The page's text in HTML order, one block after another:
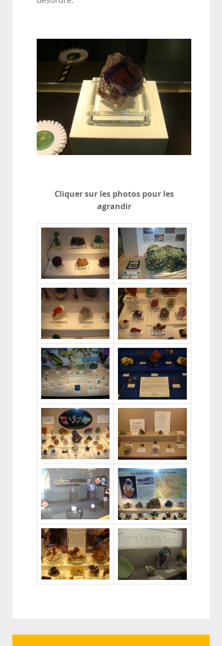
Cliquer sur les photos pour les
agrandir